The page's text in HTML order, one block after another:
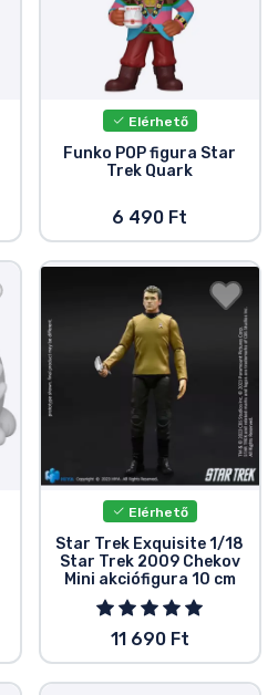
Elérhető
Funko POP figura Star
Trek Quark
6 490 Ft
Elérhető
Star Trek Exquisite 1/18
Star Trek 2009 Chekov
Mini akciófigura 10 cm
11 690 Ft